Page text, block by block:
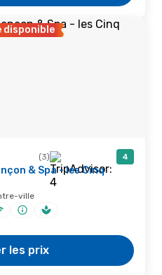
disponible
(3) 4
& Spa - les Cinq
ville
les prix